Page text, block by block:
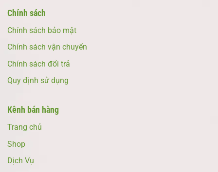
Chính sách
Chính sách bảo mật
Chính sách vận chuyển
Chính sách đổi trả
Quy định sử dụng
Kênh bán hàng
Trang chủ
Shop
Dịch Vụ